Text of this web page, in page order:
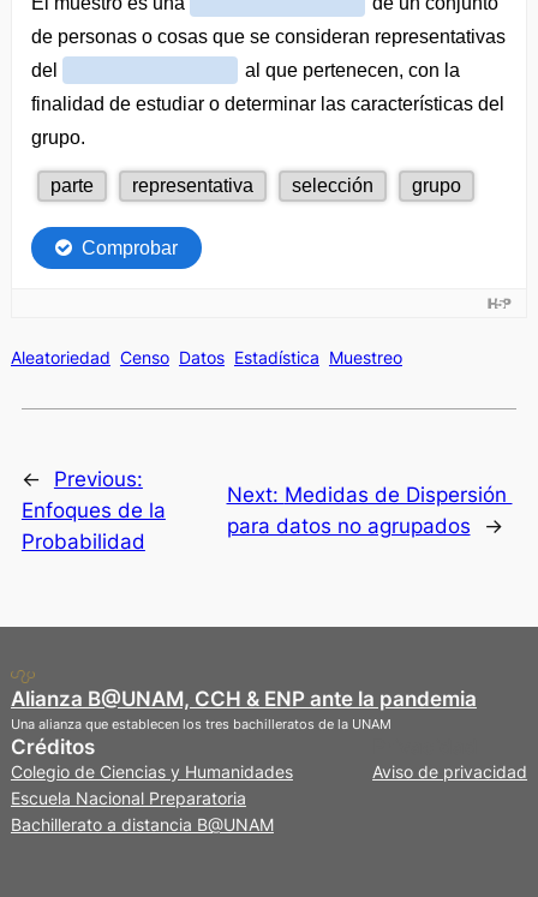
Aleatoriedad Censo Datos Estadística Muestreo
←
Previous:
Enfoques de la
Probabilidad
Next: Medidas de Dispersión
para datos no agrupados
→
Alianza B@UNAM, CCH & ENP ante la pandemia
Una alianza que establecen los tres bachilleratos de la UNAM
Créditos
Colegio de Ciencias y Humanidades
Escuela Nacional Preparatoria
Bachillerato a distancia B@UNAM
Aviso de privacidad